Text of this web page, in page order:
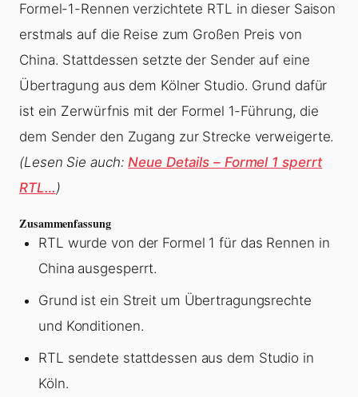
Formel-1-Rennen verzichtete RTL in dieser Saison
erstmals auf die Reise zum Großen Preis von
China. Stattdessen setzte der Sender auf eine
Übertragung aus dem Kölner Studio. Grund dafür
ist ein Zerwürfnis mit der Formel 1-Führung, die
dem Sender den Zugang zur Strecke verweigerte.
(Lesen Sie auch:Neue Details – Formel 1 sperrt
RTL…)
Zusammenfassung
RTL wurde von der Formel 1 für das Rennen in
China ausgesperrt.
Grund ist ein Streit um Übertragungsrechte
und Konditionen.
RTL sendete stattdessen aus dem Studio in
Köln.